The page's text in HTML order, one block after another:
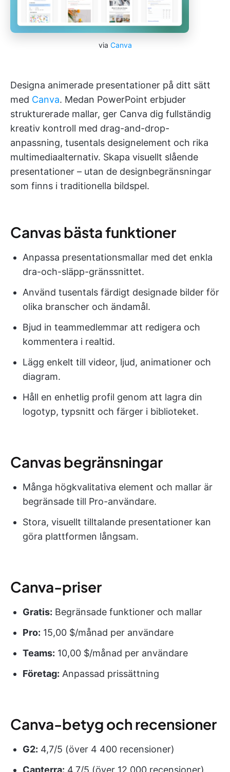
via Canva
Designa animerade presentationer på ditt sätt
med Canva. Medan PowerPoint erbjuder
strukturerade mallar, ger Canva dig fullständig
kreativ kontroll med drag-and-drop-
anpassning, tusentals designelement och rika
multimediaalternativ. Skapa visuellt slående
presentationer – utan de designbegränsningar
som finns i traditionella bildspel.
Canvas bästa funktioner
Anpassa presentationsmallar med det enkla
dra-och-släpp-gränssnittet.
Använd tusentals färdigt designade bilder för
olika branscher och ändamål.
Bjud in teammedlemmar att redigera och
kommentera i realtid.
Lägg enkelt till videor, ljud, animationer och
diagram.
Håll en enhetlig profil genom att lagra din
logotyp, typsnitt och färger i biblioteket.
Canvas begränsningar
Många högkvalitativa element och mallar är
begränsade till Pro-användare.
Stora, visuellt tilltalande presentationer kan
göra plattformen långsam.
Canva-priser
Gratis: Begränsade funktioner och mallar
Pro: 15,00 $/månad per användare
Teams: 10,00 $/månad per användare
Företag: Anpassad prissättning
Canva-betyg och recensioner
G2: 4,7/5 (över 4 400 recensioner)
Capterra: 4,7/5 (över 12 000 recensioner)